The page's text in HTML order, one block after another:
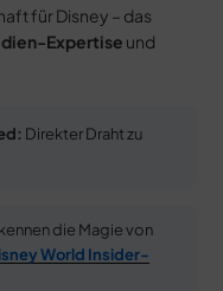
für Disney – das
Expertise und
Direkter Draht zu
die Magie von
World Insider-